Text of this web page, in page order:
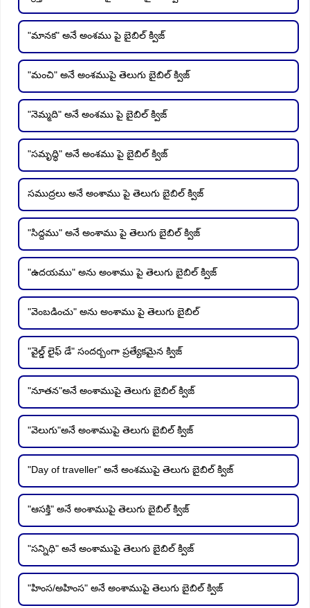
"మానక" అనే అంశము పై బైబిల్ క్విజ్
"మంచి" అనే అంశముపై తెలుగు బైబిల్ క్విజ్
"నెమ్మది" అనే అంశము పై బైబిల్ క్విజ్
"సమృద్ధి" అనే అంశము పై బైబిల్ క్విజ్
సముద్రలు అనే అంశాము పై తెలుగు బైబిల్ క్విజ్
"సిద్దము" అనే అంశాము పై తెలుగు బైబిల్ క్విజ్
"ఉదయము" అను అంశాము పై తెలుగు బైబిల్ క్విజ్
"వెంబడించు" అను అంశాము పై తెలుగు బైబిల్
"వైల్డ్ లైఫ్ డే" సందర్బంగా ప్రత్యేకమైన క్విజ్
"నూతన"అనే అంశాముపై తెలుగు బైబిల్ క్విజ్
"వెలుగు"అనే అంశాముపై తెలుగు బైబిల్ క్విజ్
"Day of traveller" అనే అంశముపై తెలుగు బైబిల్ క్విజ్
"ఆసక్తి" అనే అంశాముపై తెలుగు బైబిల్ క్విజ్
"సన్నిధి" అనే అంశాముపై తెలుగు బైబిల్ క్విజ్
"హింస/అహింస" అనే అంశాముపై తెలుగు బైబిల్ క్విజ్